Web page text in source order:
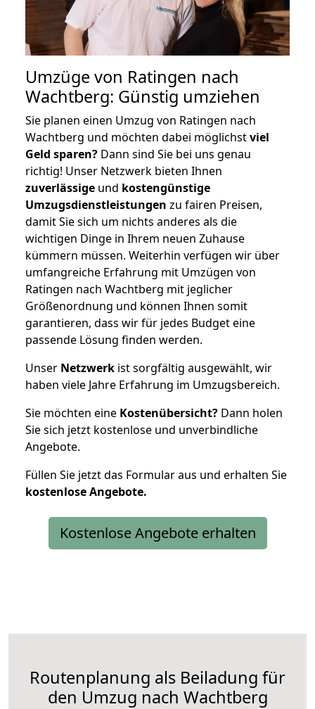
Umzüge von Ratingen nach
Wachtberg: Günstig umziehen
Sie planen einen Umzug von Ratingen nach
Wachtberg und möchten dabei möglichstviel
Geld sparen? Dann sind Sie bei uns genau
richtig! Unser Netzwerk bieten Ihnen
zuverlässige und kostengünstige
Umzugsdienstleistungen zu fairen Preisen,
damit Sie sich um nichts anderes als die
wichtigen Dinge in Ihrem neuen Zuhause
kümmern müssen. Weiterhin verfügen wir über
umfangreiche Erfahrung mit Umzügen von
Ratingen nach Wachtberg mit jeglicher
Größenordnung und können Ihnen somit
garantieren, dass wir für jedes Budget eine
passende Lösung finden werden.
Unser Netzwerk ist sorgfältig ausgewählt, wir
haben viele Jahre Erfahrung im Umzugsbereich.
Sie möchten eine Kostenübersicht? Dann holen
Sie sich jetzt kostenlose und unverbindliche
Angebote.
Füllen Sie jetzt das Formular aus und erhalten Sie
kostenloseAngebote.
Kostenlose Angebote erhalten
Routenplanung als Beiladung für
den Umzug nach Wachtberg